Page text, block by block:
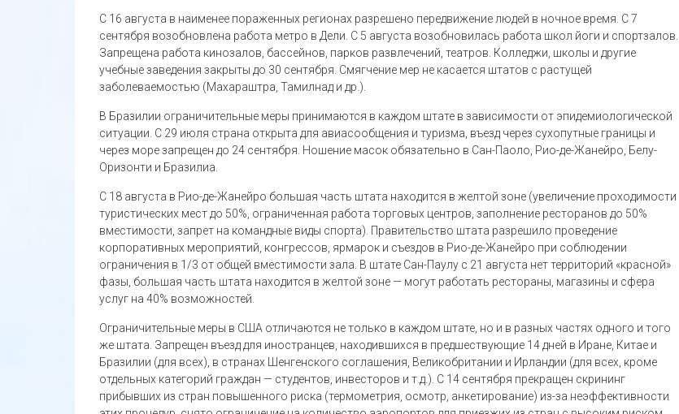
С 16 августа в наименее пораженных регионах разрешено передвижение людей в ночное время. С 7
сентября возобновлена работа метро в Дели. С 5 августа возобновилась работа школ йоги и спортзалов.
Запрещена работа кинозалов, бассейнов, парков развлечений, театров. Колледжи, школы и другие
учебные заведения закрыты до 30 сентября. Смягчение мер не касается штатов с растущей
заболеваемостью (Махараштра, Тамилнад и др.).
В Бразилии ограничительные меры принимаются в каждом штате в зависимости от эпидемиологической
ситуации. С 29 июля страна открыта для авиасообщения и туризма, въезд через сухопутные границы и
через море запрещен до 24 сентября. Ношение масок обязательно в Сан-Паоло, Рио-де-Жанейро, Белу-
Оризонти и Бразилиа.
С 18 августа в Рио-де-Жанейро большая часть штата находится в желтой зоне (увеличение проходимости
туристических мест до 50%, ограниченная работа торговых центров, заполнение ресторанов до 50%
вместимости, запрет на командные виды спорта). Правительство штата разрешило проведение
корпоративных мероприятий, конгрессов, ярмарок и съездов в Рио-де-Жанейро при соблюдении
ограничения в 1/3 от общей вместимости зала. В штате Сан-Паулу с 21 августа нет территорий «красной»
фазы, большая часть штата находится в желтой зоне — могут работать рестораны, магазины и сфера
услуг на 40% возможностей.
Ограничительные меры в США отличаются не только в каждом штате, но и в разных частях одного и того
же штата. Запрещен въезд для иностранцев, находившихся в предшествующие 14 дней в Иране, Китае и
Бразилии (для всех), в странах Шенгенского соглашения, Великобритании и Ирландии (для всех, кроме
отдельных категорий граждан — студентов, инвесторов и т.д.). С 14 сентября прекращен скрининг
прибывших из стран повышенного риска (термометрия, осмотр, анкетирование) из-за неэффективности